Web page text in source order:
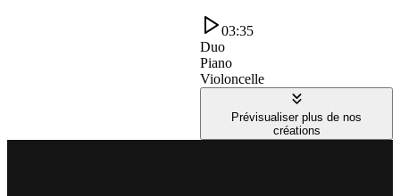
03:35
Duo
Piano
Violoncelle
Prévisualiser plus de nos
créations